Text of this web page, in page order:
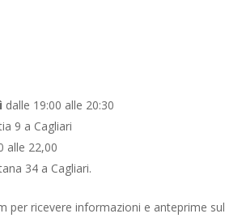
dalle 19:00 alle 20:30
9 a Cagliari
alle 22,00
34 a Cagliari.
per ricevere informazioni e anteprime